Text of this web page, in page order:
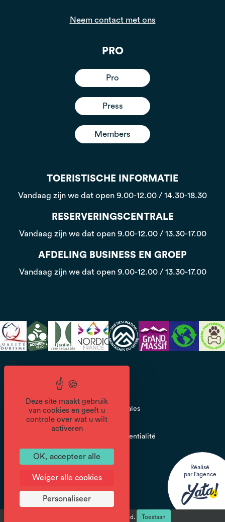
Neem contact met ons
PRO
Pro
Press
Members
TOERISTISCHE INFORMATIE
Vandaag zijn we dat open 9.00-12.00 / 14.30-18.30
RESERVERINGSCENTRALE
Vandaag zijn we dat open 9.00-12.00 / 13.30-17.00
AFDELING BUSINESS EN GROEP
Vandaag zijn we dat open 9.00-12.00 / 13.30-17.00
Mentions légales
Politique de confidentialité
Réalisé
par l'agence
reCAPTCHA is uitgeschakeld. Toestaan
Deze site maakt gebruik
van cookies en geeft u
controle over wat u wilt
activeren
OK, accepteer alle
Weiger alle cookies
Personaliseer